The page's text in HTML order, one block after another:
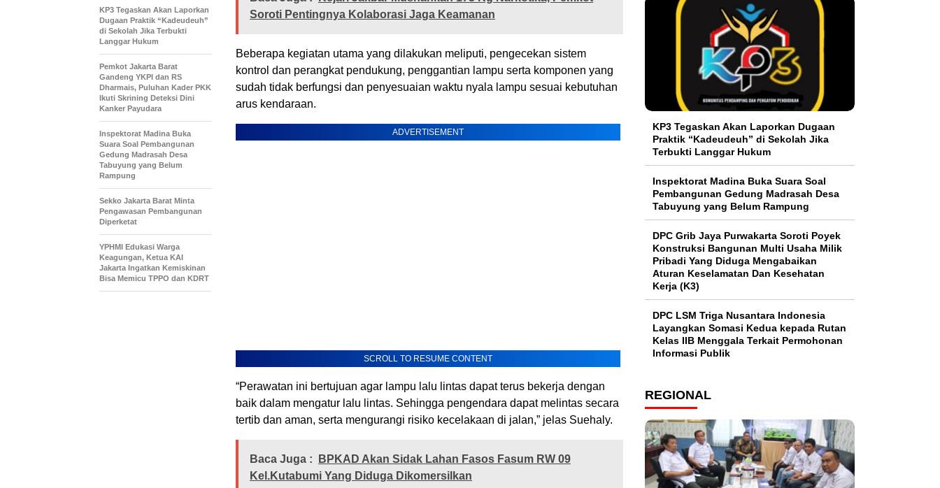
Soroti Pentingnya Kolaborasi Jaga Keamanan
Beberapa kegiatan utama yang dilakukan meliputi, pengecekan sistem
kontrol dan perangkat pendukung, penggantian lampu serta komponen yang
sudah tidak berfungsi dan penyesuaian waktu nyala lampu sesuai kebutuhan
arus kendaraan.
ADVERTISEMENT
SCROLL TO RESUME CONTENT
“Perawatan ini bertujuan agar lampu lalu lintas dapat terus bekerja dengan
baik dalam mengatur lalu lintas. Sehingga pengendara dapat melintas secara
tertib dan aman, serta mengurangi risiko kecelakaan di jalan,” jelas Suehaly.
Baca Juga :
BPKAD Akan Sidak Lahan Fasos Fasum RW 09
Kel.Kutabumi Yang Diduga Dikomersilkan
KP3 Tegaskan Akan Laporkan
Dugaan Praktik “Kadeudeuh”
di Sekolah Jika Terbukti
Langgar Hukum
Pemkot Jakarta Barat
Gandeng YKPI dan RS
Dharmais, Puluhan Kader PKK
Ikuti Skrining Deteksi Dini
Kanker Payudara
Inspektorat Madina Buka
Suara Soal Pembangunan
Gedung Madrasah Desa
Tabuyung yang Belum
Rampung
Sekko Jakarta Barat Minta
Pengawasan Pembangunan
Diperketat
YPHMI Edukasi Warga
Keagungan, Ketua KAI
Jakarta Ingatkan Kemiskinan
Bisa Memicu TPPO dan KDRT
KP3 Tegaskan Akan Laporkan Dugaan
Praktik “Kadeudeuh” di Sekolah Jika
Terbukti Langgar Hukum
Inspektorat Madina Buka Suara Soal
Pembangunan Gedung Madrasah Desa
Tabuyung yang Belum Rampung
DPC Grib Jaya Purwakarta Soroti Poyek
Konstruksi Bangunan Multi Usaha Milik
Pribadi Yang Diduga Mengabaikan
Aturan Keselamatan Dan Kesehatan
Kerja (K3)
DPC LSM Triga Nusantara Indonesia
Layangkan Somasi Kedua kepada Rutan
Kelas IIB Menggala Terkait Permohonan
Informasi Publik
REGIONAL